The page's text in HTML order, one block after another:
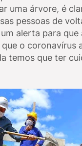
uma árvore, é
pessoas de
alerta para que
o coronavírus
temos que ter